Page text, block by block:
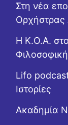
Στη νέα
Η Κ.Ο.Α.
Lifo
Ιστορίες
Ακαδημία